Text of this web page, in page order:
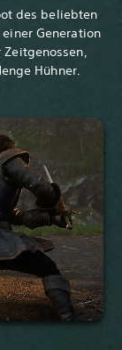
des beliebten
Generation
Hühner.